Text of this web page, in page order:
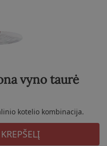
vyno taurė
kotelio kombinacija.